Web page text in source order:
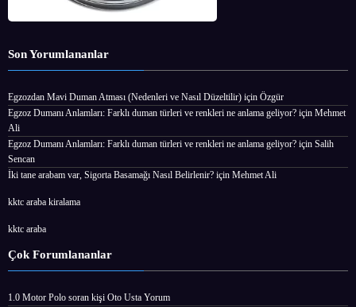
Son Yorumlananlar
Egzozdan Mavi Duman Atması (Nedenleri ve Nasıl Düzeltilir) için Özgür
Egzoz Dumanı Anlamları: Farklı duman türleri ve renkleri ne anlama geliyor? için Mehmet
Ali
Egzoz Dumanı Anlamları: Farklı duman türleri ve renkleri ne anlama geliyor? için Salih
Sencan
İki tane arabam var, Sigorta Basamağı Nasıl Belirlenir? için Mehmet Ali
kktc araba kiralama
kktc araba
Çok Forumlananlar
1.0 Motor Polo soran kişi Oto Usta Yorum